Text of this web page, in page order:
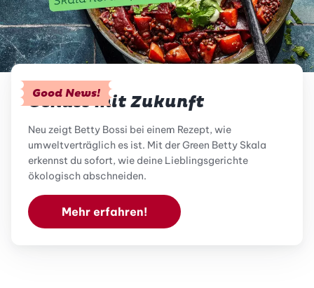
Good News!
Genuss mit Zukunft
Neu zeigt Betty Bossi bei einem Rezept, wie
umweltverträglich es ist. Mit der Green Betty Skala
erkennst du sofort, wie deine Lieblingsgerichte
ökologisch abschneiden.
Mehr erfahren!